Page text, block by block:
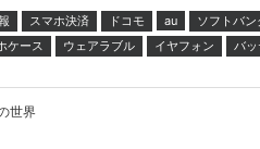
スマホ決済 ドコモ au ソフトバン
ケース ウェアラブル イヤフォン バ
世界